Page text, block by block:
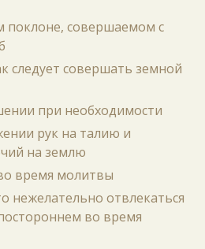
поклоне, совершаемом с
следует совершать земной
при необходимости
рук на талию и
на землю
время молитвы
нежелательно отвлекаться
во время